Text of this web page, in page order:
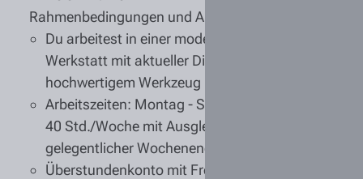
Rahmenbedingungen und Arbeitsrealität:
Du arbeitest in einer modern ausgestatteten
Werkstattmit aktueller Diagnosetechnik und
hochwertigem Werkzeug
Arbeitszeiten: Montag - Samstag, geregelte
40 Std./Woche mit Ausgleichstag bei
gelegentlicher Wochenendarbeit
Überstundenkonto mit Freizeitausgleich